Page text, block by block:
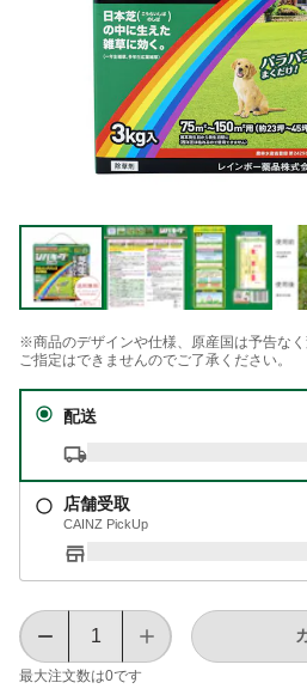
※商品のデザインや仕様、原産国は予告なく
ご指定はできませんのでご了承ください。
配送
店舗受取
CAINZ PickUp
最大注文数は0です